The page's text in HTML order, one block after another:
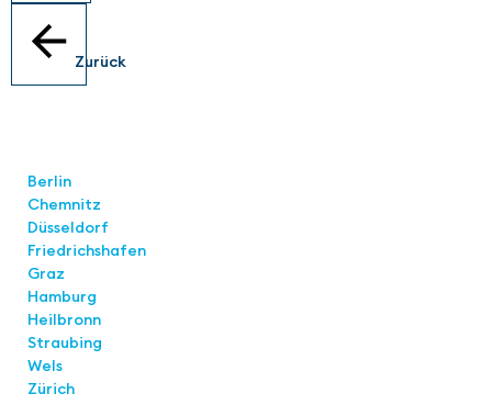
Zurück
Berlin
Chemnitz
Düsseldorf
Friedrichshafen
Graz
Hamburg
Heilbronn
Straubing
Wels
Zürich